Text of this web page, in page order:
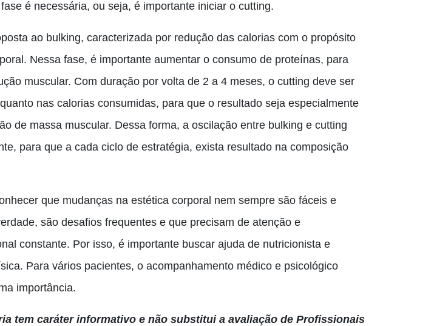
é necessária, ou seja, é importante iniciar o cutting.
ao bulking, caracterizada por redução das calorias com o propósito
Nessa fase, é importante aumentar o consumo de proteínas, para
muscular. Com duração por volta de 2 a 4 meses, o cutting deve ser
nas calorias consumidas, para que o resultado seja especialmente
de massa muscular. Dessa forma, a oscilação entre bulking e cutting
para que a cada ciclo de estratégia, exista resultado na composição
que mudanças na estética corporal nem sempre são fáceis e
são desafios frequentes e que precisam de atenção e
constante. Por isso, é importante buscar ajuda de nutricionista e
Para vários pacientes, o acompanhamento médico e psicológico
importância.
tem caráter informativo e não substitui a avaliação de Profissionais